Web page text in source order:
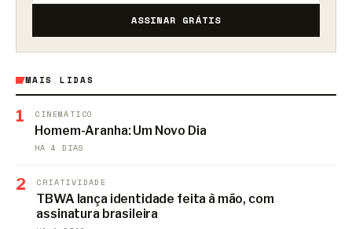
ASSINAR GRÁTIS
MAIS LIDAS
1 CINEMÁTICO
Homem-Aranha: Um Novo Dia
HÁ 4 DIAS
2 CRIATIVIDADE
TBWA lança identidade feita à mão, com
assinatura brasileira